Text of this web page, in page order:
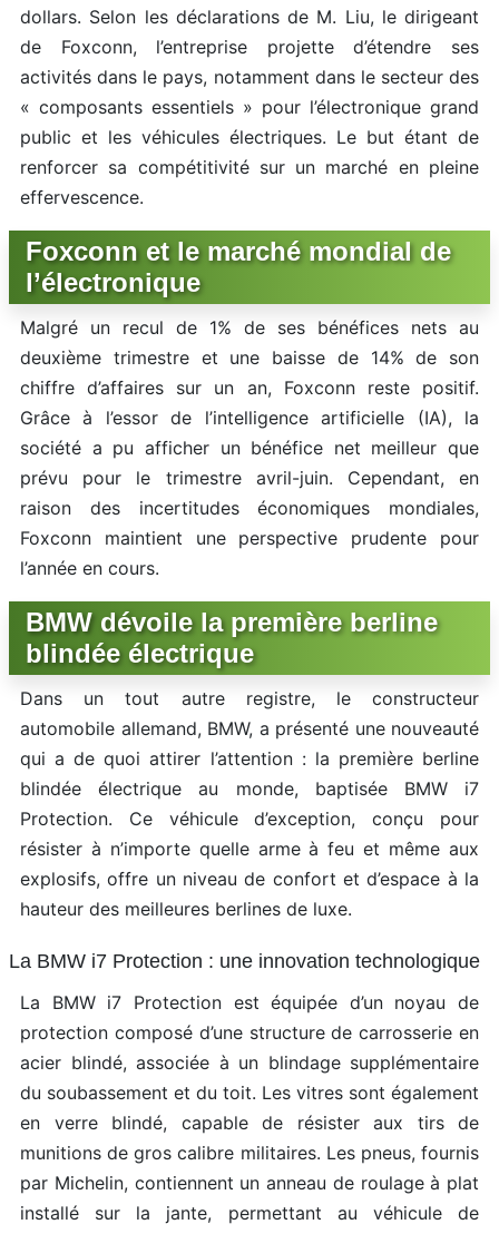
dollars. Selon les déclarations de M. Liu, le dirigeant
de Foxconn, l’entreprise projette d’étendre ses
activités dans le pays, notamment dans le secteur des
« composants essentiels » pour l’électronique grand
public et les véhicules électriques. Le but étant de
renforcer sa compétitivité sur un marché en pleine
effervescence.
Foxconn et le marché mondial de
l’électronique
Malgré un recul de 1% de ses bénéfices nets au
deuxième trimestre et une baisse de 14% de son
chiffre d’affaires sur un an, Foxconn reste positif.
Grâce à l’essor de l’intelligence artificielle (IA), la
société a pu afficher un bénéfice net meilleur que
prévu pour le trimestre avril-juin. Cependant, en
raison des incertitudes économiques mondiales,
Foxconn maintient une perspective prudente pour
l’année en cours.
BMW dévoile la première berline
blindée électrique
Dans un tout autre registre, le constructeur
automobile allemand, BMW, a présenté une nouveauté
qui a de quoi attirer l’attention : la première berline
blindée électrique au monde, baptisée BMW i7
Protection. Ce véhicule d’exception, conçu pour
résister à n’importe quelle arme à feu et même aux
explosifs, offre un niveau de confort et d’espace à la
hauteur des meilleures berlines de luxe.
La BMW i7 Protection : une innovation technologique
La BMW i7 Protection est équipée d’un noyau de
protection composé d’une structure de carrosserie en
acier blindé, associée à un blindage supplémentaire
du soubassement et du toit. Les vitres sont également
en verre blindé, capable de résister aux tirs de
munitions de gros calibre militaires. Les pneus, fournis
par Michelin, contiennent un anneau de roulage à plat
installé sur la jante, permettant au véhicule de